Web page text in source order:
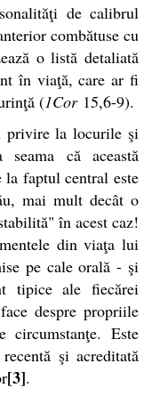
de calibrul
combătuse cu
o listă detaliată
în viaţă, care ar fi
(1Cor15,6-9).
privire la locurile şi
că această
faptul central este
mai mult decât o
în acest caz!
din viaţa lui
pe cale orală - şi
tipice ale fiecărei
despre propriile
Este
şi acreditată
[3].